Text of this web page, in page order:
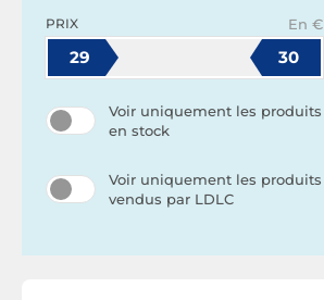
PRIX En €
29 30
Voir uniquement les produits
en stock
Voir uniquement les produits
vendus par LDLC